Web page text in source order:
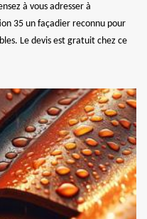
à vous adresser à
35 un façadier reconnu pour
Le devis est gratuit chez ce